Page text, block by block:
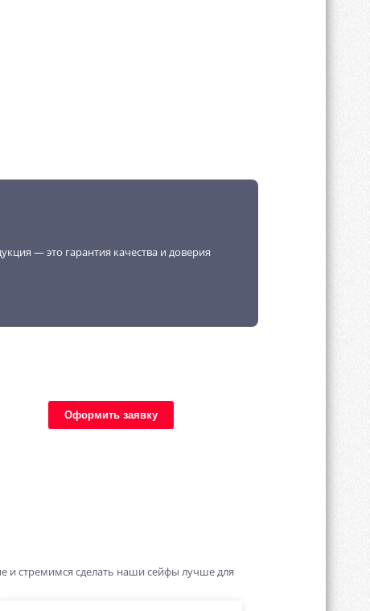
— это гарантия качества и доверия
Оформить заявку
и стремимся сделать наши сейфы лучше для